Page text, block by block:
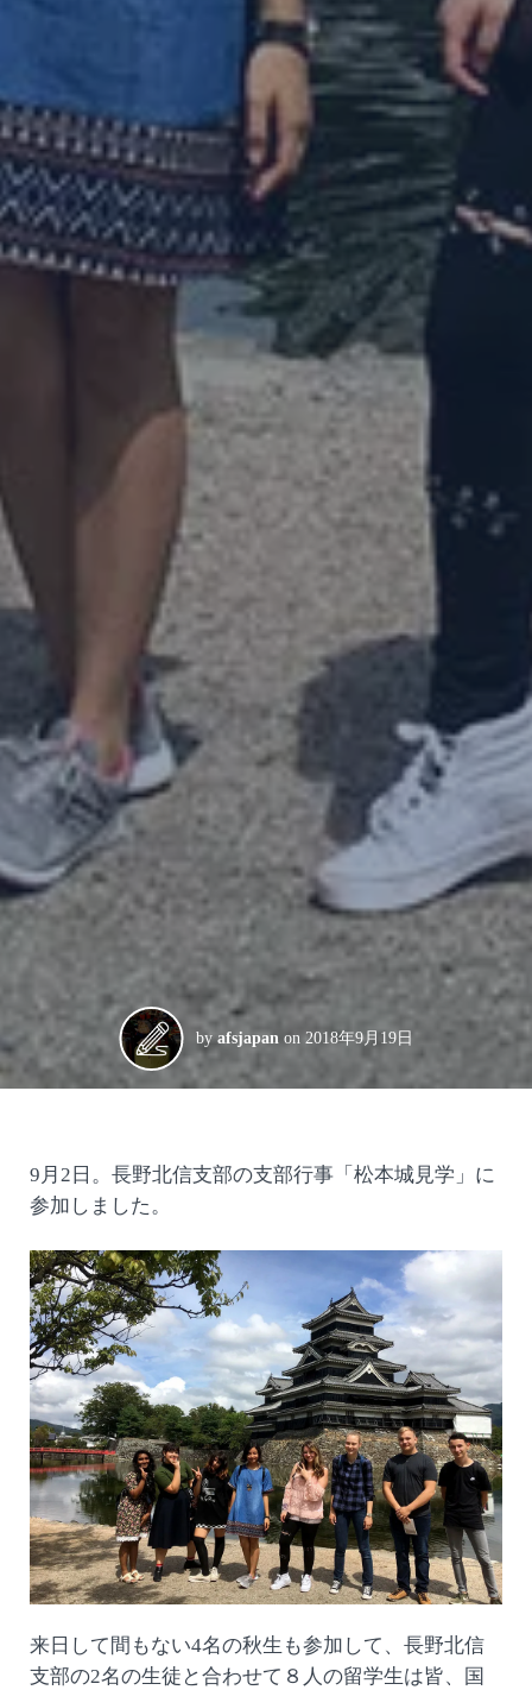
byafsjapan on 2018年9月19日
9月2日。長野北信支部の支部行事「松本城見学」に
参加しました。
来日して間もない4名の秋生も参加して、長野北信
支部の2名の生徒と合わせて８人の留学生は皆、国